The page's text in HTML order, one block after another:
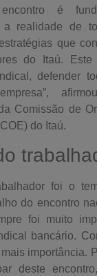
é
a realidade de
que
do Itaú.
defender
Comissão de
do Itaú.
foi o
do encontro
foi muito
bancário.
importância.
deste